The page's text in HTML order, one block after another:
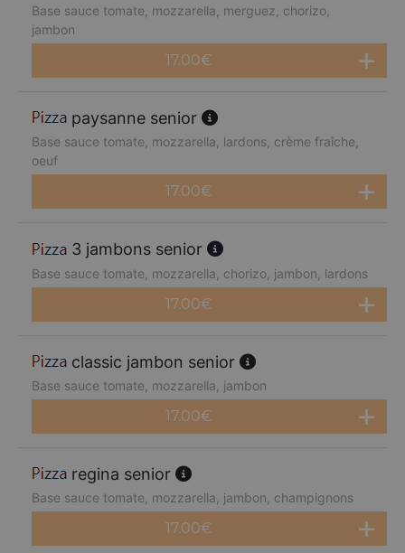
Base sauce tomate, mozzarella, merguez, chorizo,
jambon
17.00€
paysanne senior
Base sauce tomate, mozzarella, lardons, crème fraîche,
oeuf
17.00€
3 jambons senior
Base sauce tomate, mozzarella, chorizo, jambon, lardons
17.00€
classic jambon senior
Base sauce tomate, mozzarella, jambon
17.00€
regina senior
Base sauce tomate, mozzarella, jambon, champignons
17.00€